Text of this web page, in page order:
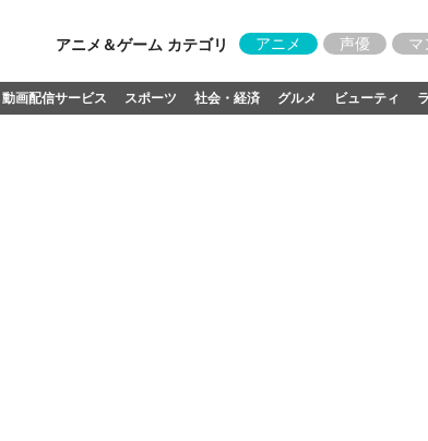
アニメ＆ゲーム カテゴリ アニメ 声優 マ
動画配信サービス スポーツ 社会・経済 グルメ ビューティ